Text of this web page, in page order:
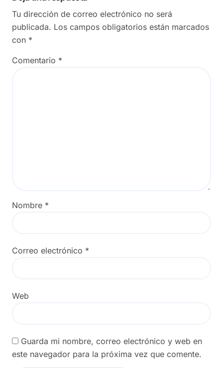
Tu dirección de correo electrónico no será
publicada. Los campos obligatorios están marcados
con *
Comentario *
Nombre *
Correo electrónico *
Web
Guarda mi nombre, correo electrónico y web en
este navegador para la próxima vez que comente.